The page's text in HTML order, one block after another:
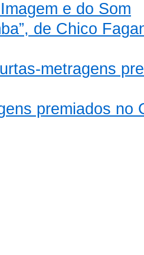
e do Som
de Chico
metragens
premiados no